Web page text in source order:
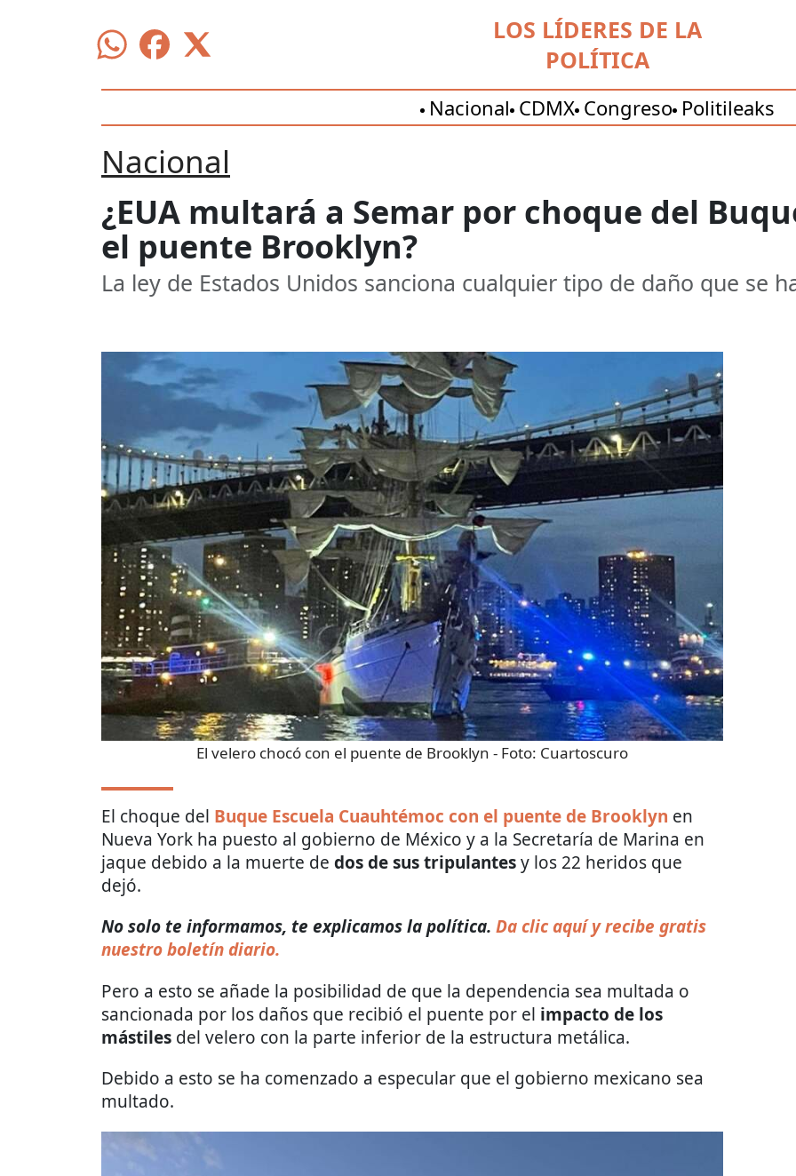
LOS LÍDERES DE LA
POLÍTICA
Nacional CDMX Congreso Politileaks
Nacional
¿EUA multará a Semar por choque del
el puente Brooklyn?
La ley de Estados Unidos sanciona cualquier tipo de daño que se
El velero chocó con el puente de Brooklyn - Foto: Cuartoscuro
El choque del Buque Escuela Cuauhtémoc con el puente de Brooklyn en
Nueva York ha puesto al gobierno de México y a la Secretaría de Marina en
jaque debido a la muerte de dos de sus tripulantesy los 22 heridos que
dejó.
No solo te informamos, te explicamos la política. Da clic aquí y recibe gratis
nuestro boletín diario.
Pero a esto se añade la posibilidad de que la dependencia sea multada o
sancionada por los daños que recibió el puente por el impacto de los
mástiles del velero con la parte inferior de la estructura metálica.
Debido a esto se ha comenzado a especular que el gobierno mexicano sea
multado.